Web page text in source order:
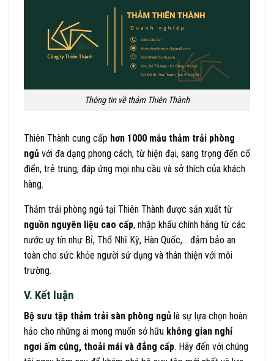
Thông tin về thảm Thiên Thành
Thiên Thành cung cấp hơn 1000 mẫu thảm trải phòng
ngủ với đa dạng phong cách, từ hiện đại, sang trọng đến cổ
điển, trẻ trung, đáp ứng mọi nhu cầu và sở thích của khách
hàng.
Thảm trải phòng ngủ tại Thiên Thành được sản xuất từ
nguồn nguyên liệu cao cấp, nhập khẩu chính hãng từ các
nước uy tín như Bỉ, Thổ Nhĩ Kỳ, Hàn Quốc,… đảm bảo an
toàn cho sức khỏe người sử dụng và thân thiện với môi
trường.
V. Kết luận
Bộ sưu tập thảm trải sàn phòng ngủ là sự lựa chọn hoàn
hảo cho những ai mong muốn sở hữu không gian nghỉ
ngơi ấm cúng, thoải mái và đẳng cấp. Hãy đến với chúng